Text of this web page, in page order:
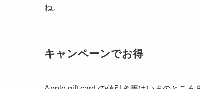
ね。
キャンペーンでお得